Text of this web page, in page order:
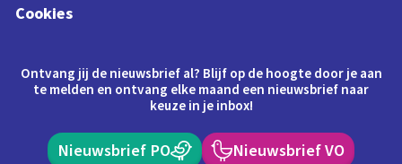
Cookies
Ontvang jij de nieuwsbrief al? Blijf op de hoogte door je aan
te melden en ontvang elke maand een nieuwsbrief naar
keuze in je inbox!
Nieuwsbrief PO Nieuwsbrief VO